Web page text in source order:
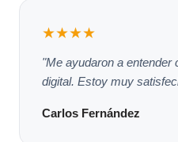
★★★★
"Me ayudaron a entender
digital. Estoy muy
Carlos Fernández